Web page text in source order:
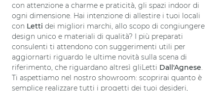
con attenzione a charme e praticità, gli spazi indoor di
ogni dimensione. Hai intenzione di allestire i tuoi locali
con Letti dei migliori marchi, allo scopo di congiungere
design unico e materiali di qualità? I più preparati
consulenti ti attendono con suggerimenti utili per
aggiornarti riguardo le ultime novità sulla scena di
riferimento, che riguardano altresì gliLetti Dall'Agnese.
Ti aspettiamo nel nostro showroom: scoprirai quanto è
semplice realizzare tutti i progetti dei tuoi desideri,